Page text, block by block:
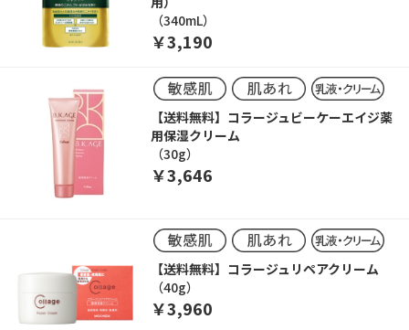
（340mL）
￥3,190
【送料無料】コラージュビーケーエイジ薬
用保湿クリーム
（30g）
￥3,646
【送料無料】コラージュリペアクリーム
（40g）
￥3,960